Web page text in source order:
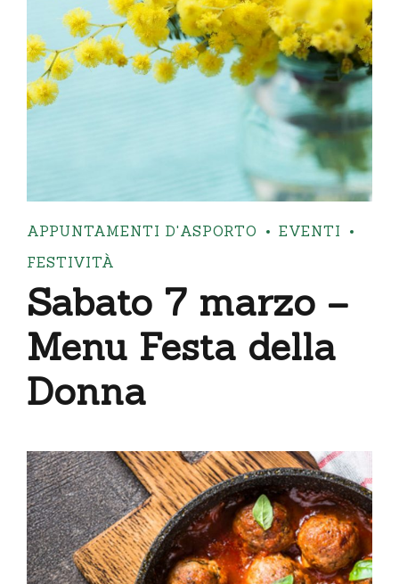
APPUNTAMENTI D'ASPORTO
EVENTI
FESTIVITÀ
Sabato 7 marzo –
Menu Festa della
Donna